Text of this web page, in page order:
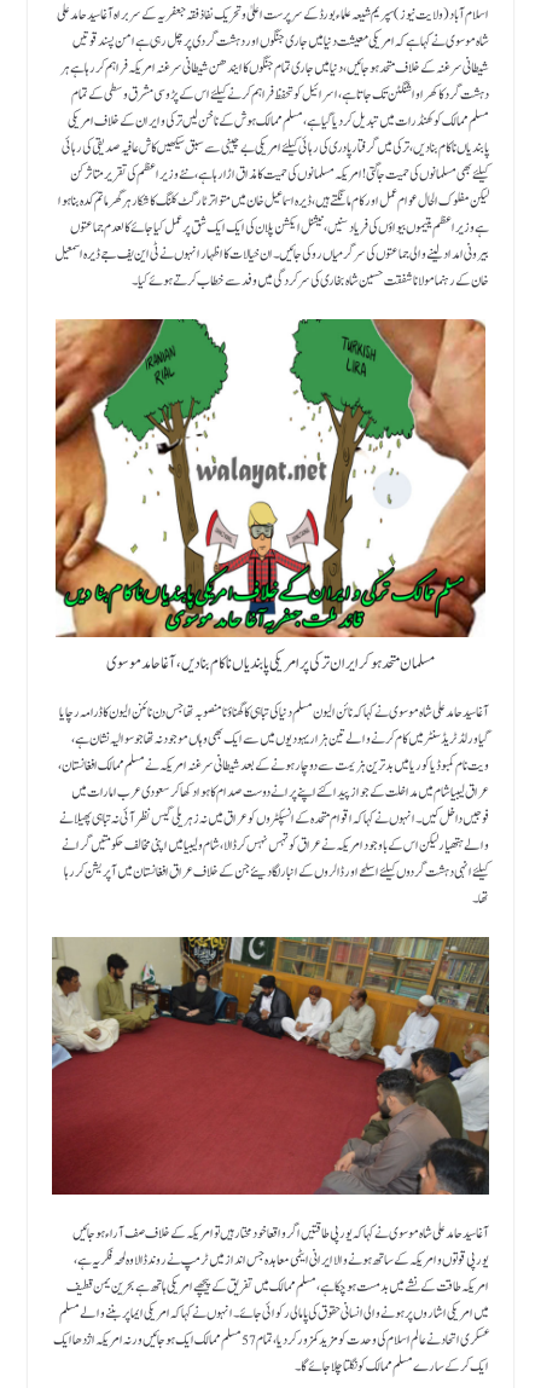
اسلام آباد(ولایت نیوز )سپریم شیعہ علماء بورڈ کے سرپرست اعلیٰ و تحریک نفاذ فقہ جعفریہ کے سربراہ آغا سید حامد علی
شاہ موسوی نے کہا ہے کہ امریکی معیشت دنیا میں جاری جنگوں اور دہشت گردی پر چل رہی ہے امن پسند قوتیں
شیطانی سرغنہ کے خلاف متحد ہو جائیں ، دنیا میں جاری تمام جنگوں کا ایندھن شیطانی سرغنہ امریکہ فراہم کررہا ہے ہر
دہشت گرد کا کھرا واشنگٹن تک جاتاہے ، اسرائیل کو تحفظ فراہم کرنے کیلئے اس کے پڑوسی مشرق وسطی کے تمام
مسلم ممالک کو کھنڈرات میں تبدیل کردیا گیا ہے، مسلم ممالک ہوش کے ناخن لیں ترکی و ایران کے خلاف امریکی
پابندیاں ناکام بنا دیں ، ترکی میں گرفتار پادری کی رہائی کیلئے امریکی بے چینی سے سبق سیکھیں کاش عافیہ صدیقی کی رہائی
کیلئے بھی مسلمانوں کی حمیت جاگتی ! امریکہ مسلمانوں کی حمیت کا مذاق اڑا رہا ہے ،نئے وزیر اعظم کی تقریر متاثر کن
لیکن مفلوک الحال عوام عمل اور کام مانگتے ہیں ،ڈیرہ اسماعیل خان میں متواتر ٹارگٹ کلنگ کا شکارہر گھر ماتم کدہ بنا ہوا
ہے وزیر اعظم یتیموں بیواؤں کی فریا دسنیں ، نیشنل ایکشن پلان کی ایک ایک شق پر عمل کیا جائے کالعدم جماعتوں
بیرونی امداد لینے والی جماعتوں کی سرگرمیاں روکی جائیں ۔ان خیالات کا اظہار انہوں نے ٹی این یف جے ڈیرہ اسمعیل
خان کے رہنما مولانا شفقت حسین شاہ بخاری کی سرکردگی میں وفد سے خطاب کرتے ہوئے کیا ۔
مسلمان متحد ہو کرایران ترکی پر امریکی پابندیاں ناکام بنا دیں ، آغا حامد موسوی
آغا سید حامد علی شاہ موسوی نے کہا کہ نائن الیون مسلم دنیا کی تباہی کا گھناؤنا منصوبہ تھاجس دن نائنن الیون کا ڈرامہ رچایا
گیا ورلڈ ٹریڈ سنٹر میں کام کرنے والے تین ہزار یہودیوں میں سے ایک بھی وہاں موجود نہ تھا جو سوالیہ نشان ہے ،
ویت نام کمبوڈیا کوریا میں بدترین ہزیمت سے دوچار ہونے کے بعد شیطانی سرغنہ امریکہ نے مسلم ممالک افغانستان ،
عراق لیبیا شام میں مداخلت کے جواز پیدا کئے اپنے پرانے دوست صدام کا ہوا دکھا کر سعودی عرب امارات میں
فوجیں داخل کیں ۔انہوں نے کہا کہ اقوام متحدہ کے انسپکٹروں کو عراق میں نہ زہریلی گیس نظر آئی نہ تباہی پھیلانے
والے ہتھیار لیکن اس کے باوجود امریکہ نے عراق کو تہس نہس کرڈالا، شام و لیبیا میں اپنی مخالف حکومتیں گرانے
کیلئے انہی دہشت گردوں کیلئے اسلحے اور ڈالروں کے انبار لگا دیئے جن کے خلاف عراق افغانستان میں آپریشن کررہا
تھا۔
آغا سید حامد علی شاہ موسوی نے کہا کہ یورپی طاقتیں اگر واقعا خود مختار ہیں تو امریکہ کے خلاف صف آراء ہو جائیں
یورپی قوتوں و امریکہ کے ساتھ ہو نے والا ایرانی ایٹمی معاہدہ جس انداز میں ٹرمپ نے روند ڈالا وہ لمحہ فکریہ ہے ،
امریکہ طاقت کے نشے میں بدمست ہو چکا ہے ، مسلم ممالک میں تفریق کے پیچھے امریکی ہاتھ ہے بحرین یمن قطیف
میں امریکی اشاروں پر ہونے والی انسانی حقوق کی پامالی رکوائی جائے ۔انہوں نے کہا کہ امریکی ایما پر بننے والے مسلم
عسکری اتحاد نے عالم اسلام کی وحدت کو مزید کمزور کر دیا،تمام 57مسلم ممالک ایک ہو جائیں ورنہ امریکہ اژدھا ایک
ایک کرکے سارے مسلم ممالک کو نگلتا چلا جائے گا۔